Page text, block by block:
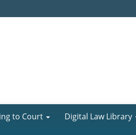
to Court Digital Law Library